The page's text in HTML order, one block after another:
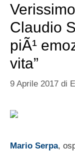
Claudio
piÃ¹
vita”
9 Aprile 2017 di
Mario Serpa,